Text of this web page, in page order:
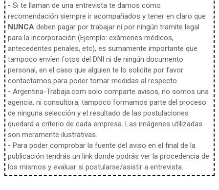
- Si te llaman de una entrevista te damos como
recomendación siempre ir acompañados y tener en claro que
NUNCAdeben pagar por trabajar ni por ningún tramite legal
para la incorporación (Ejemplo: exámenes médicos,
antecedentes penales, etc), es sumamente importante que
tampoco envíen fotos del DNI ni de ningún documento
personal, en el caso que alguien te lo solicite por favor
contactarnos para poder tomar medidas al respecto.
- Argentina-Trabaja.com solo comparte avisos, no somos una
agencia, ni consultora, tampoco formamos parte del proceso
de ninguna selección y el resultado de las postulaciones
quedará a criterio de cada empresa. Las imágenes utilizadas
son meramente ilustrativas.
- Para poder comprobar la fuente del aviso en el final de la
publicación tendrás un link donde podrás ver la procedencia de
los mismos y evaluar si postularse/asistir a entrevista.